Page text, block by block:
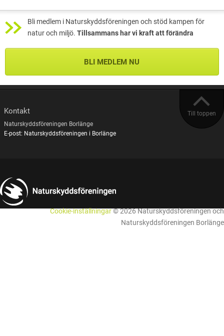
Bli medlem i Naturskyddsföreningen och stöd kampen för
natur och miljö. Tillsammans har vi kraft att förändra
BLI MEDLEM NU
Till toppen
Kontakt
Naturskyddsföreningen Borlänge
E-post: Naturskyddsföreningen i Borlänge
Cookie-inställningar© 2026 Naturskyddsföreningen och
Naturskyddsföreningen Borlänge